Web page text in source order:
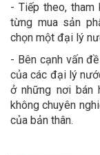
- Tiếp theo, tham
từng mua sản
chọn một đại lý
- Bên cạnh vấn
của các đại lý
ở những nơi bán
không chuyên
của bản thân.